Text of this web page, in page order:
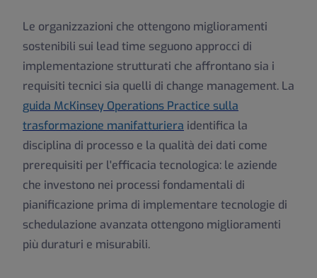
Le organizzazioni che ottengono miglioramenti
sostenibili sui lead time seguono approcci di
implementazione strutturati che affrontano sia i
requisiti tecnici sia quelli di change management. La
guida McKinsey Operations Practice sulla
trasformazione manifatturiera identifica la
disciplina di processo e la qualità dei dati come
prerequisiti per l'efficacia tecnologica: le aziende
che investono nei processi fondamentali di
pianificazione prima di implementare tecnologie di
schedulazione avanzata ottengono miglioramenti
più duraturi e misurabili.